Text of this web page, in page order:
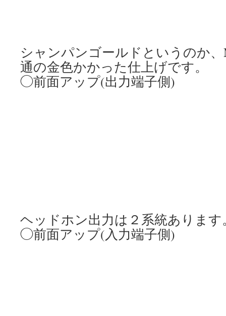
シャンパンゴールドというのか
通の金色かかった仕上げです。
◯前面アップ(出力端子側)
ヘッドホン出力は２系統あります
◯前面アップ(入力端子側)